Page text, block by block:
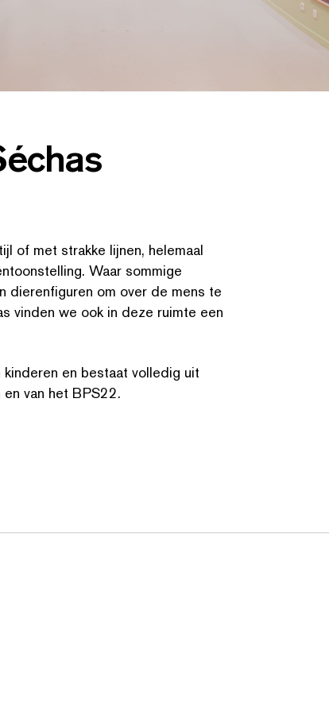
OP
of met strakke lijnen, helemaal
Waar sommige
dieren­fig­uren om over de mens te
vinden we ook in deze ruimte een
en bestaat volledig uit
van het BPS22.